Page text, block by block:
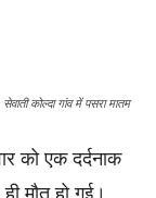
कोल्दा गांव में पसरा मातम
को एक दर्दनाक
मौत हो गई।